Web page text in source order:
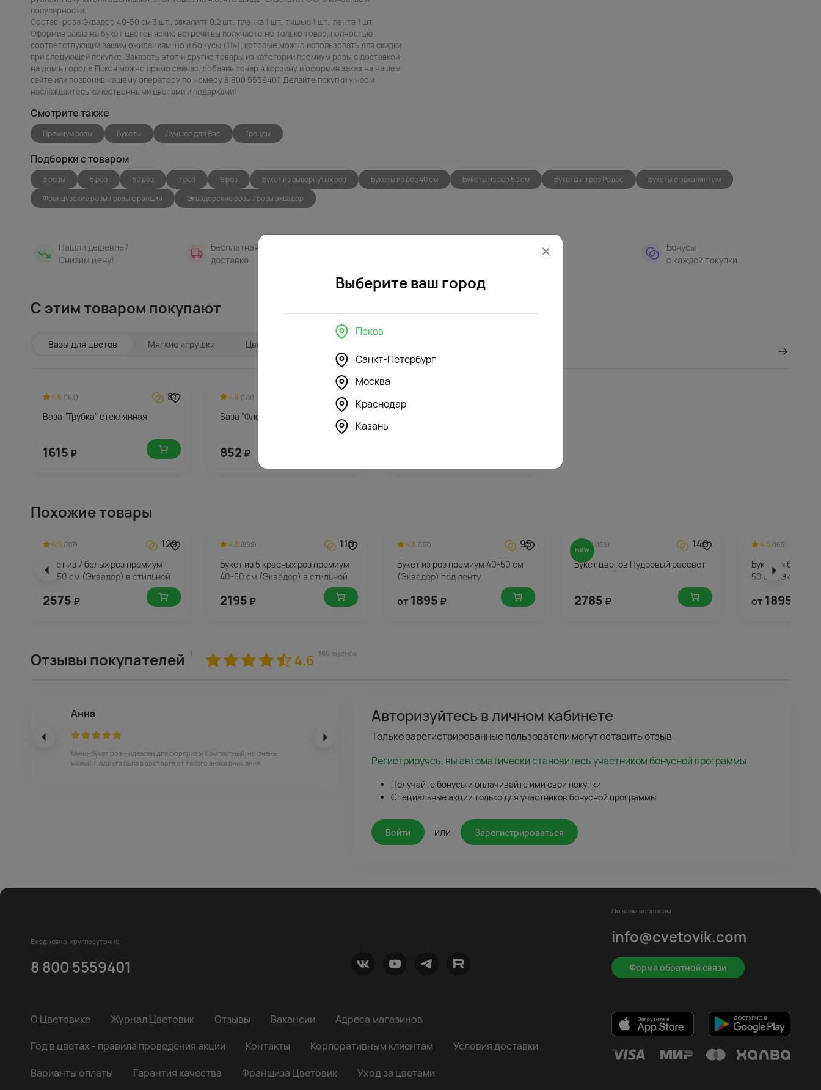
популярности.
Состав: роза Эквадор 40-50 см 3 шт., эвкалипт 0,2 шт., пленка 1 шт., тишью 1 шт., лента 1 шт.
Оформив заказ на букет цветов яркие встречи вы получаете не только товар, полностью
соответствующий вашим ожиданиям, но и бонусы (114), которые можно использовать для скидки
при следующей покупке. Заказать этот и другие товары из категории премиум розы с доставкой
на дом в городе Псков можно прямо сейчас, добавив товар в корзину и оформив заказ на нашем
сайте или позвонив нашему оператору по номеру 8 800 5559401. Делайте покупки у нас и
наслаждайтесь качественными цветами и подарками!
Смотрите также
Премиум розы Букеты Лучшее для Вас Тренды
Подборки с товаром
3 розы 5 роз 50 роз 7 роз 9 роз Букет из вывернутых роз Букеты из роз 40 см Букеты из роз 50 см Букеты из роз Родос
Букеты с эвкалиптом
Французские розы / розы франция
Эквадорские розы / розы эквадор
Нашли дешевле?
Снизим цену!
Бесплатная
доставка
Бесплатная
Бонусы
с каждой покупки
С этим товаром покупают
Вазы для цветов Мягкие игрушки Цветы в интерьере
4.6 (163) 81
Ваза "Трубка" стеклянная
1615 ₽
4.8 (178) 43
Ваза "Флора" стеклянная
852 ₽
Похожие товары
4.9 (707) 129
Букет из 7 белых роз премиум
40-50 см (Эквадор) в стильной
2575 ₽
4.8 (892) 110
Букет из 5 красных роз премиум
40-50 см (Эквадор) в стильной
2195 ₽
4.8 (187) 95
Букет из роз премиум 40-50 см
(Эквадор) под ленту
от 1895 ₽
4.8(186) 140
Букет цветов Пудровый рассвет
2785 ₽
4.6 (165)
Букет из белых
50 см (Эквадор)
от 1895
Отзывы покупателей 1 4.6 166 оценок
Анна
Мини-букет роз – идеален для сюрприза! Компактный, но очень
милый. Подруга была в восторге от такого знака внимания.
Авторизуйтесь в личном кабинете
Только зарегистрированные пользователи могут оставить отзыв
Регистрируясь, вы автоматически становитесь участником бонусной программы
Получайте бонусы и оплачивайте ими свои покупки
Специальные акции только для участников бонусной программы
Войти или Зарегистрироваться
Ежедневно, круглосуточно
8 800 5559401
По всем вопросам
info@cvetovik.com
Форма обратной связи
О Цветовике Журнал Цветовик Отзывы Вакансии
Адреса магазинов
Год в цветах - правила проведения акции
Контакты Корпоративным клиентам
Условия доставки
Варианты оплаты
Гарантия качества Франшиза Цветовик Уход за цветами
Выберите ваш город
Псков
Санкт-Петербург
Москва
Краснодар
Казань